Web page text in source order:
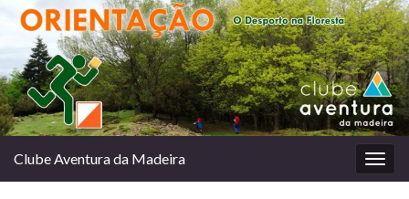
Clube Aventura da Madeira